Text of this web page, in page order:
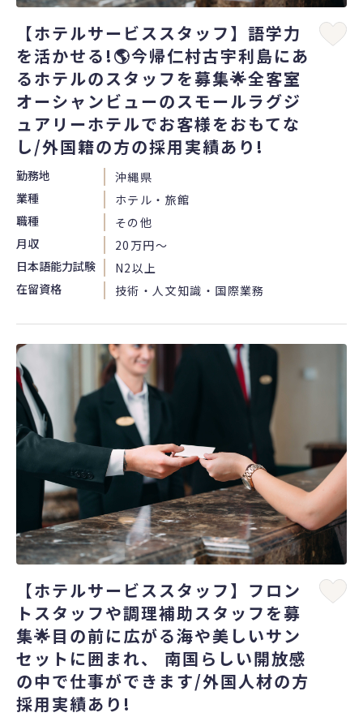
【ホテルサービススタッフ】語学力
を活かせる!🌎今帰仁村古宇利島にあ
るホテルのスタッフを募集🌟全客室
オーシャンビューのスモールラグジ
ュアリーホテルでお客様をおもてな
し/外国籍の方の採用実績あり!
勤務地
沖縄県
業種
ホテル・旅館
職種
その他
月収
20万円〜
日本語能力試験
N2以上
在留資格
技術・人文知識・国際業務
【ホテルサービススタッフ】フロン
トスタッフや調理補助スタッフを募
集🌟目の前に広がる海や美しいサン
セットに囲まれ、 南国らしい開放感
の中で仕事ができます/外国人材の方
採用実績あり!